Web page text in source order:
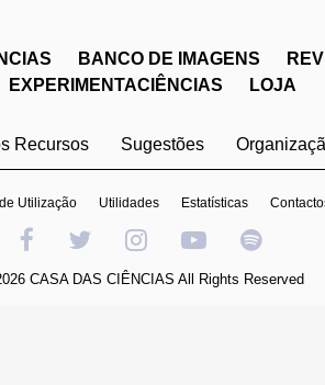
BANCO DE IMAGENS
EXPERIMENTACIÊNCIAS
LOJA
Recursos Sugestões
Utilização Utilidades Estatísticas
CASA DAS CIÊNCIAS All Rights Reserved